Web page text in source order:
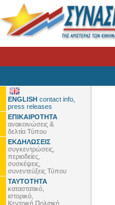
ENGLISH contact info,
press releases
ΕΠΙΚΑΙΡΟΤΗΤΑ
ανακοινώσεις &
δελτία Τύπου
ΕΚΔΗΛΩΣΕΙΣ
συγκεντρώσεις,
περιοδείες,
συσκέψεις,
συνεντεύξεις Τύπου
ΤΑΥΤΟΤΗΤΑ
καταστατικό,
ιστορικό,
Κεντρική Πολιτική